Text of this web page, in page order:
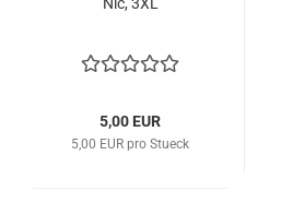
5,00 EUR
5,00 EUR pro Stueck